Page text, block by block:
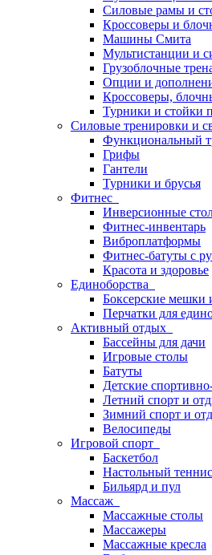
Силовые рамы и
Кроссоверы и
Машины Смита
Мультистанции и
Грузоблочные
Опции и
Кроссоверы,
Турники и стойки
Силовые тренировки и
Функциональный
Грифы
Гантели
Турники и брусья
Фитнес
Инверсионные
Фитнес-инвентарь
Виброплатформы
Фитнес-батуты с
Красота и здоровье
Единоборства
Боксерские мешки
Перчатки для
Активный отдых
Бассейны для дачи
Игровые столы
Батуты
Детские
Летний спорт и
Зимний спорт и
Велосипеды
Игровой спорт
Баскетбол
Настольный
Бильярд и пул
Массаж
Массажные столы
Массажеры
Массажные кресла